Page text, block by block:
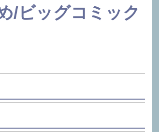
/ビッグコミック